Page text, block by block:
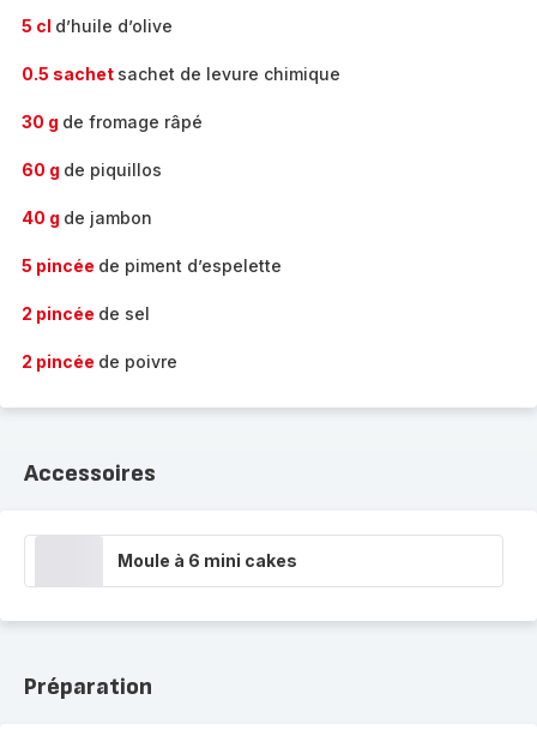
5 cl d’huile d’olive
0.5 sachet sachet de levure chimique
30 g de fromage râpé
60 g de piquillos
40 g de jambon
5 pincée de piment d’espelette
2 pincée de sel
2 pincée de poivre
Accessoires
Moule à 6 mini cakes
Préparation